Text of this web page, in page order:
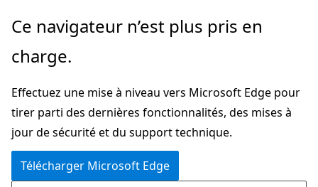
Passer
directement
au
principal
Ce navigateur n’est plus pris en
charge.
Effectuez une mise à niveau vers Microsoft Edge pour
tirer parti des dernières fonctionnalités, des mises à
jour de sécurité et du support technique.
Télécharger Microsoft Edge